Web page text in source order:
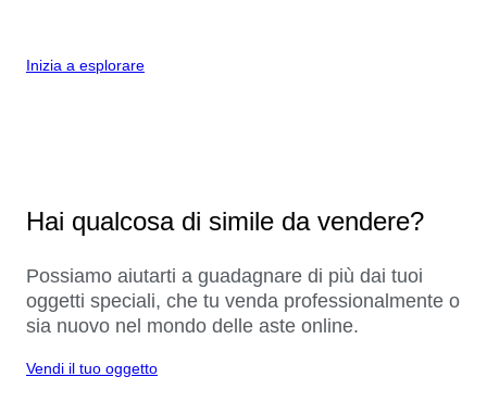
Inizia a esplorare
Hai qualcosa di simile da vendere?
Possiamo aiutarti a guadagnare di più dai tuoi
oggetti speciali, che tu venda professionalmente o
sia nuovo nel mondo delle aste online.
Vendi il tuo oggetto